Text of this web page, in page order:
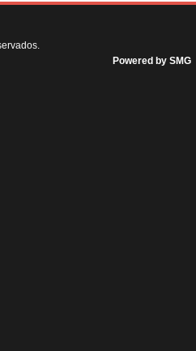
Powered by SMG